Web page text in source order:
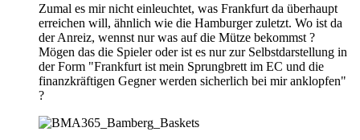
Zumal es mir nicht einleuchtet, was Frankfurt da überhaupt
erreichen will, ähnlich wie die Hamburger zuletzt. Wo ist da
der Anreiz, wennst nur was auf die Mütze bekommst ?
Mögen das die Spieler oder ist es nur zur Selbstdarstellung in
der Form "Frankfurt ist mein Sprungbrett im EC und die
finanzkräftigen Gegner werden sicherlich bei mir anklopfen"
?